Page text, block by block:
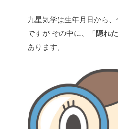
九星気学は生年月日から
ですが その中に、「隠れ
あります。